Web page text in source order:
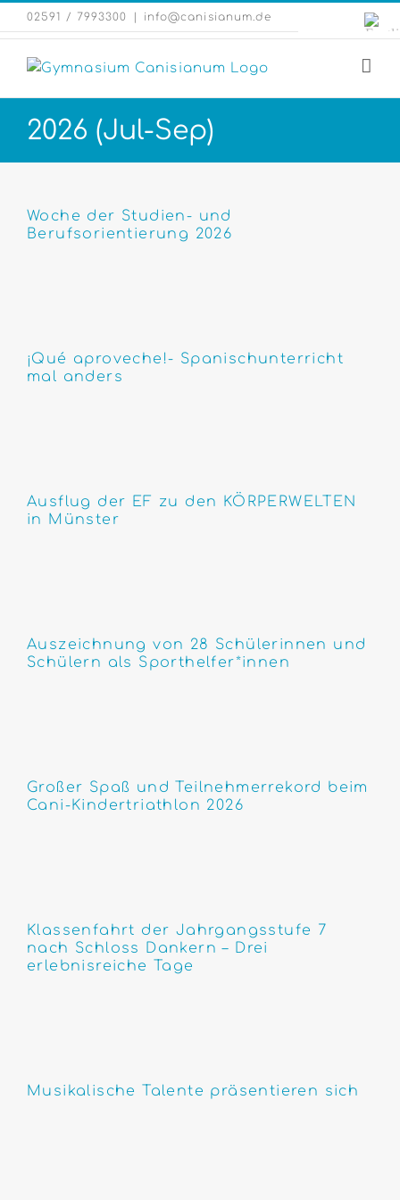
Zum
Inhalt
springen
02591 / 7993300 info@canisianum.de
2026 (Jul-Sep)
Woche der Studien- und
Berufsorientierung 2026
¡Qué aproveche!- Spanischunterricht
mal anders
Ausflug der EF zu den KÖRPERWELTEN
in Münster
Auszeichnung von 28 Schülerinnen und
Schülern als Sporthelfer*innen
Großer Spaß und Teilnehmerrekord beim
Cani-Kindertriathlon 2026
Klassenfahrt der Jahrgangsstufe 7
nach Schloss Dankern – Drei
erlebnisreiche Tage
Musikalische Talente präsentieren sich